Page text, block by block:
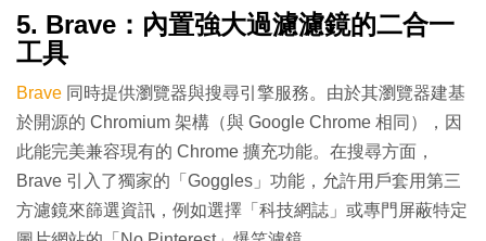
5. Brave：內置強大過濾濾鏡的二合一
工具
Brave 同時提供瀏覽器與搜尋引擎服務。由於其瀏覽器建基
於開源的 Chromium 架構（與 Google Chrome 相同），因
此能完美兼容現有的 Chrome 擴充功能。在搜尋方面，
Brave 引入了獨家的「Goggles」功能，允許用戶套用第三
方濾鏡來篩選資訊，例如選擇「科技網誌」或專門屏蔽特定